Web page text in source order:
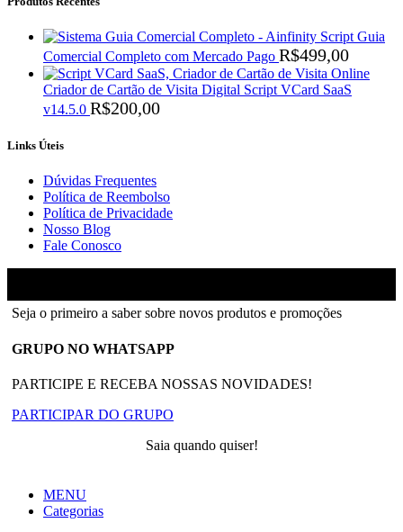
Script Guia
Comercial Completo com Mercado Pago R$499,00
Criador de Cartão de Visita Digital Script VCard SaaS
v14.5.0 R$200,00
Links Úteis
Dúvidas Frequentes
Política de Reembolso
Política de Privacidade
Nosso Blog
Fale Conosco
Seja o primeiro a saber sobre novos produtos e promoções
GRUPO NO WHATSAPP
PARTICIPE E RECEBA NOSSAS NOVIDADES!
PARTICIPAR DO GRUPO
Saia quando quiser!
MENU
Categorias